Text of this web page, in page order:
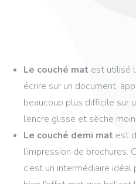
Le couché mat est utilisé
écrire sur un document,
beaucoup plus difficile sur
l’encre glisse et sèche
Le couché demi mat est
l’impression de brochures.
c’est un intermédiaire